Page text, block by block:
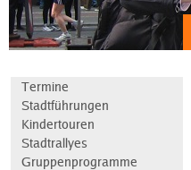
Termine
Stadtführungen
Kindertouren
Stadtrallyes
Gruppenprogramme